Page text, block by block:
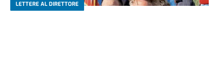
LETTERE AL DIRETTORE